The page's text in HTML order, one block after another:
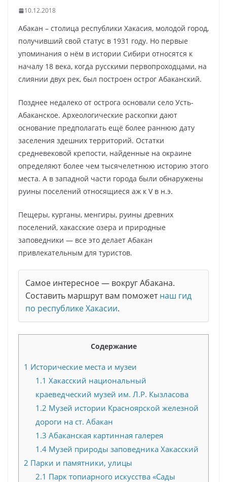
10.12.2018
Абакан – столица республики Хакасия, молодой город,
получивший свой статус в 1931 году. Но первые
упоминания о нём в истории Сибири относятся к
началу 18 века, когда русскими первопроходцами, на
слиянии двух рек, был построен острог Абаканский.
Позднее недалеко от острога основали село Усть-
Абаканское. Археологические раскопки дают
основание предполагать ещё более раннюю дату
заселения здешних территорий. Остатки
средневековой крепости, найденные на окраине
определяют более чем тысячелетнюю историю этого
места. А в западной части города были обнаружены
руины поселений относящиеся аж к V в н.э.
Пещеры, курганы, менгиры, руины древних
поселений, хакасские озера и природные
заповедники — все это делает Абакан
привлекательным для туристов.
Самое интересное — вокруг Абакана.
Составить маршрут вам поможетнаш гид
по республике Хакасии.
Содержание
1 Исторические места и музеи
1.1 Хакасский национальный
краеведческий музей им. Л.Р. Кызлаcова
1.2 Музей истории Красноярской железной
дороги на ст. Абакан
1.3 Абаканская картинная галерея
1.4Музей природы заповедника Хакасский
2 Пaрки и памятники, улицы
2.1 Пaрк топиарного искусства «Сады